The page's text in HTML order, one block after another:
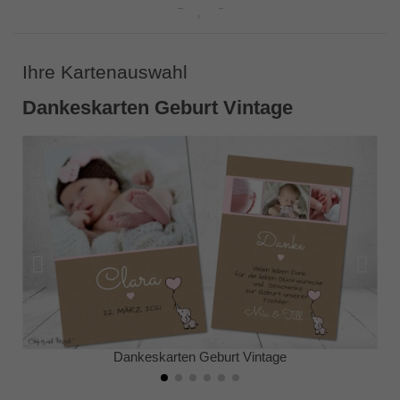
Ihre Kartenauswahl
Dankeskarten Geburt Vintage
Dankeskarten Geburt Vintage